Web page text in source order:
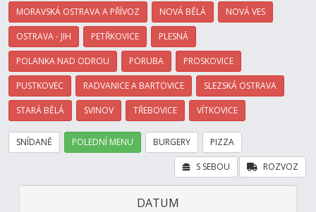
MORAVSKÁ OSTRAVA A PŘÍVOZ NOVÁ BĚLÁ NOVÁ VES
OSTRAVA - JIH PETŘKOVICE PLESNÁ
POLANKA NAD ODROU PORUBA PROSKOVICE
PUSTKOVEC RADVANICE A BARTOVICE SLEZSKÁ OSTRAVA
STARÁ BĚLÁ SVINOV TŘEBOVICE VÍTKOVICE
SNÍDANĚ POLEDNÍ MENU BURGERY PIZZA
ROZVOZ
S SEBOU
DATUM